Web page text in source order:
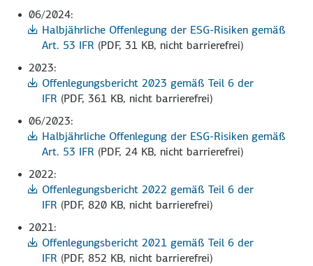
06/2024:
Halbjährliche Offenlegung der ESG-Risiken gemäß
Art. 53 IFR (PDF, 31 KB, nicht barrierefrei)
2023:
Offenlegungsbericht 2023 gemäß Teil 6 der
IFR (PDF, 361 KB, nicht barrierefrei)
06/2023:
Halbjährliche Offenlegung der ESG-Risiken gemäß
Art. 53 IFR (PDF, 24 KB, nicht barrierefrei)
2022:
Offenlegungsbericht 2022 gemäß Teil 6 der
IFR (PDF, 820 KB, nicht barrierefrei)
2021:
Offenlegungsbericht 2021 gemäß Teil 6 der
IFR (PDF, 852 KB, nicht barrierefrei)